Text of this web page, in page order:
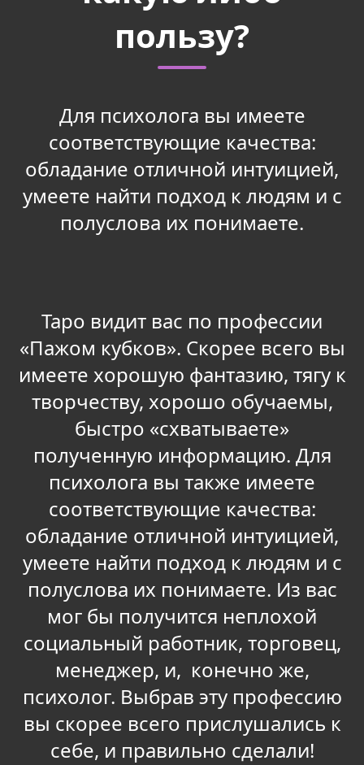
пользу?
Для психолога вы имеете
соответствующие качества:
обладание отличной интуицией,
умеете найти подход к людям и с
полуслова их понимаете.
Таро видит вас по профессии
«Пажом кубков». Скорее всего вы
имеете хорошую фантазию, тягу к
творчеству, хорошо обучаемы,
быстро «схватываете»
полученную информацию. Для
психолога вы также имеете
соответствующие качества:
обладание отличной интуицией,
умеете найти подход к людям и с
полуслова их понимаете. Из вас
мог бы получится неплохой
социальный работник, торговец,
менеджер, и, конечно же,
психолог. Выбрав эту профессию
вы скорее всего прислушались к
себе, и правильно сделали!